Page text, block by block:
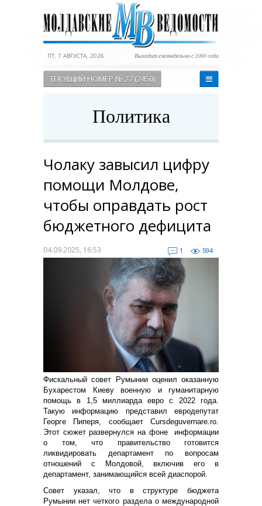
ПТ, 7 АВГУСТА, 2026 Выходит еженедельно с 2000 года
ТЕКУЩИЙ НОМЕР № 27 (2450)
Политика
Чолаку завысил цифру
помощи Молдове,
чтобы оправдать рост
бюджетного дефицита
04.09.2025, 16:53 1 594
Фискальный совет Румынии оценил оказанную
Бухарестом Киеву военную и гуманитарную
помощь в 1,5 миллиарда евро с 2022 года.
Такую информацию представил евродепутат
Георге Пиперя, сообщает Сursdeguvernare.ro.
Этот сюжет развернулся на фоне информации
о том, что правительство готовится
ликвидировать департамент по вопросам
отношений с Молдовой, включив его в
департамент, занимающийся всей диаспорой.
Совет указал, что в структуре бюджета
Румынии нет четкого раздела о международной